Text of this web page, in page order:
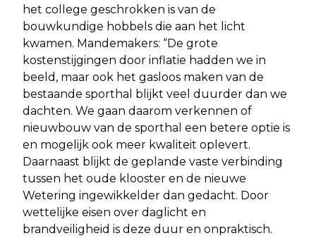
het college geschrokken is van de
bouwkundige hobbels die aan het licht
kwamen. Mandemakers: “De grote
kostenstijgingen door inflatie hadden we in
beeld, maar ook het gasloos maken van de
bestaande sporthal blijkt veel duurder dan we
dachten. We gaan daarom verkennen of
nieuwbouw van de sporthal een betere optie is
en mogelijk ook meer kwaliteit oplevert.
Daarnaast blijkt de geplande vaste verbinding
tussen het oude klooster en de nieuwe
Wetering ingewikkelder dan gedacht. Door
wettelijke eisen over daglicht en
brandveiligheid is deze duur en onpraktisch.